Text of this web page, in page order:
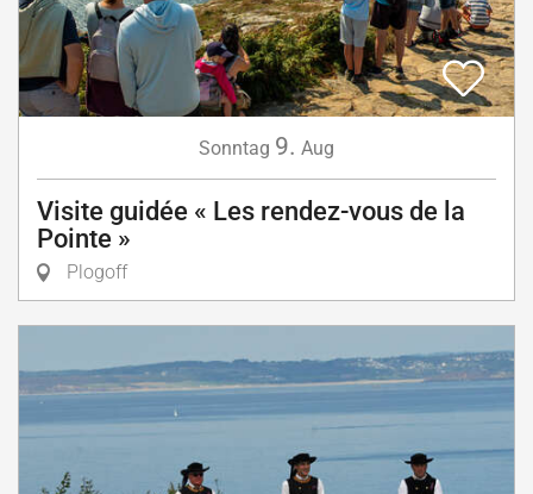
Sonntag 9. Aug
Visite guidée « Les rendez-vous de la
Pointe »
Plogoff